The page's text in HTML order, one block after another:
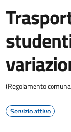
(Regolamento
Servizio attivo